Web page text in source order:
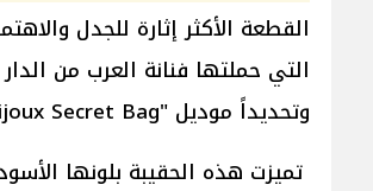
القطعة الأكثر إثارة للجدل
وتحديداً موديل "Bijoux Secret Bag"
تميزت هذه الحقيبة بلونها